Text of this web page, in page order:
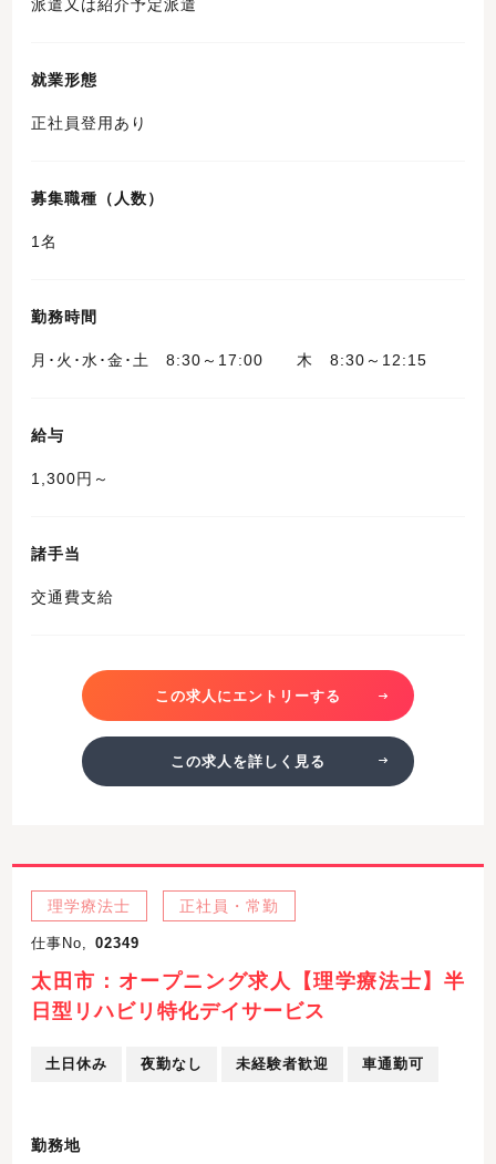
派遣又は紹介予定派遣
就業形態
正社員登用あり
募集職種（人数）
1名
勤務時間
月･火･水･金･土 8:30～17:00 木 8:30～12:15
給与
1,300円～
諸手当
交通費支給
この求人にエントリーする
この求人を詳しく見る
理学療法士 正社員・常勤
仕事No, 02349
太田市：オープニング求人【理学療法士】半
日型リハビリ特化デイサービス
土日休み 夜勤なし 未経験者歓迎 車通勤可
勤務地